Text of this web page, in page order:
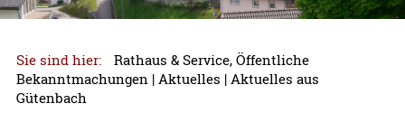
Sie sind hier:
Rathaus & Service, Öffentliche
Bekanntmachungen|Aktuelles |Aktuelles aus
Gütenbach